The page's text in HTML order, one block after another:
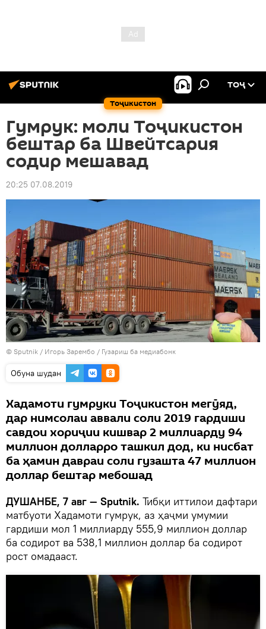
Тоҷикистон
ТОҶ
Гумрук: моли Тоҷикистон
бештар ба Швейтсария
содир мешавад
20:25 07.08.2019
© Sputnik / Игорь Зарембо / Гузариш ба медиабонк
Обуна шудан
Хадамоти гумруки Тоҷикистон мегӯяд,
дар нимсолаи аввали соли 2019 гардиши
савдои хориҷии кишвар 2 миллиарду 94
миллион долларро ташкил дод, ки нисбат
ба ҳамин давраи соли гузашта 47 миллион
доллар бештар мебошад
ДУШАНБЕ, 7 авг — Sputnik. Тибқи иттилои дафтари
матбуоти Хадамоти гумрук, аз ҳаҷми умумии
гардиши мол 1 миллиарду 555,9 миллион доллар
ба содирот ва 538,1 миллион доллар ба содирот
рост омадааст.